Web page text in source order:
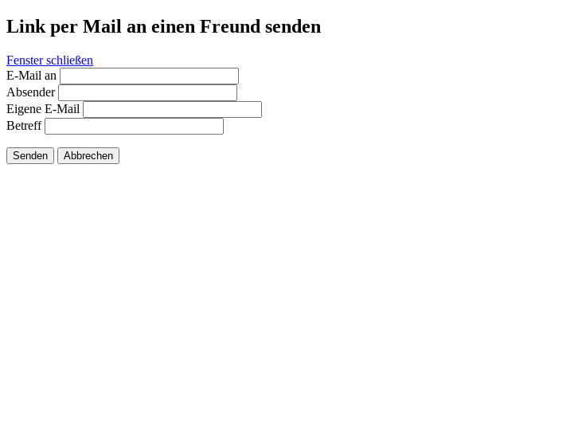
Link per Mail an einen Freund senden
Fenster schließen
E-Mail an
Absender
Eigene E-Mail
Betreff
Senden Abbrechen